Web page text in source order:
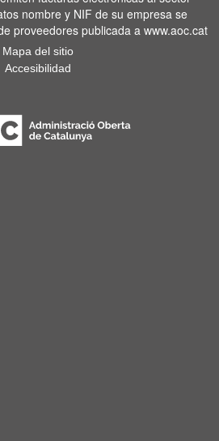
nombre y NIF de su empresa se
proveedores publicada a www.aoc.cat
Mapa del sitio
Accesibilidad